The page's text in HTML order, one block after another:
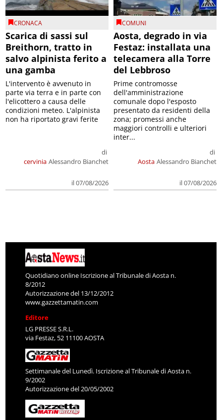
CRONACA
Scarica di sassi sul
Breithorn, tratto in
salvo alpinista ferito a
una gamba
cervinia
di
Alessandro Bianchet
il 07/08/2026
L'intervento è avvenuto in
parte via terra e in parte con
l'elicottero a causa delle
condizioni meteo. L'alpinista
non ha riportato gravi ferite
COMUNI
Aosta, degrado in via
Festaz: installata una
telecamera alla Torre
del Lebbroso
Aosta
di
Alessandro Bianchet
il 07/08/2026
Prime contromosse
dell'amministrazione
comunale dopo l'esposto
presentato da residenti della
zona; promessi anche
maggiori controlli e ulteriori
inter...
Quotidiano online Iscrizione al Tribunale di Aosta n.
8/2012
Autorizzazione del 13/12/2012
www.gazzettamatin.com
Editore
LG PRESSE S.R.L.
via Festaz, 52 11100 AOSTA
Settimanale del Lunedì. Iscrizione al Tribunale di Aosta n.
9/2002
Autorizzazione del 20/05/2002